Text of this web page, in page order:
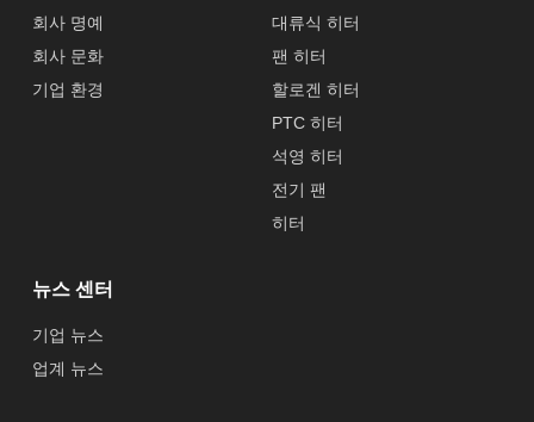
회사 명예
회사 문화
기업 환경
대류식 히터
팬 히터
할로겐 히터
PTC 히터
석영 히터
전기 팬
히터
뉴스 센터
기업 뉴스
업계 뉴스